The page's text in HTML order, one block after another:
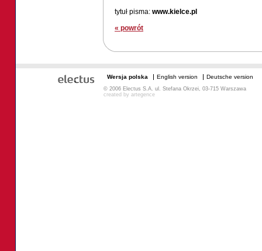
tytuł pisma: www.kielce.pl
« powrót
Wersja polska English version Deutsche version
© 2006 Electus S.A. ul. Stefana Okrzei, 03-715 Warszawa
created by artegence